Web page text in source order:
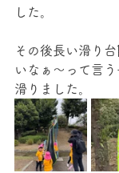
した。
その後長い滑り
いなぁ〜って言
滑りました。